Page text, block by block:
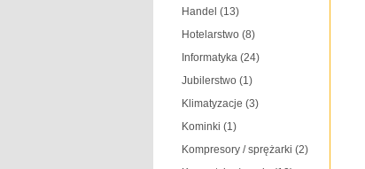
Handel (13)
Hotelarstwo (8)
Informatyka (24)
Jubilerstwo (1)
Klimatyzacje (3)
Kominki (1)
Kompresory / sprężarki (2)